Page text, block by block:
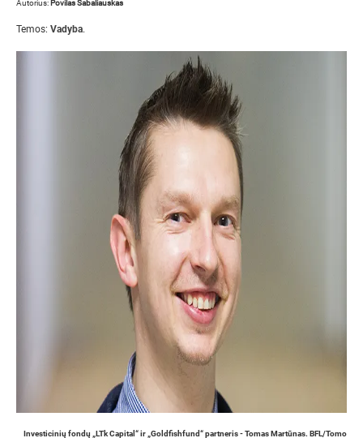
Autorius: Povilas Sabaliauskas
Temos: Vadyba.
Investicinių fondų „LTk Capital“ ir „Goldfishfund“ partneris - Tomas Martūnas. BFL/Tomo